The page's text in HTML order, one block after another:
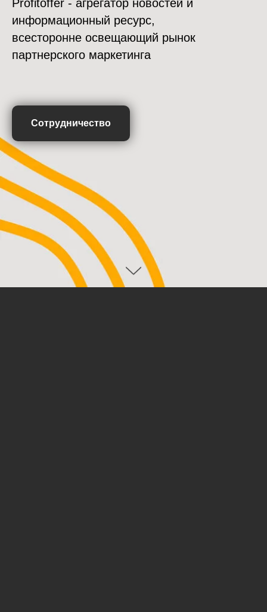
Profitoffer - агрегатор новостей и
информационный ресурс,
всесторонне освещающий рынок
партнерского маркетинга
Сотрудничество